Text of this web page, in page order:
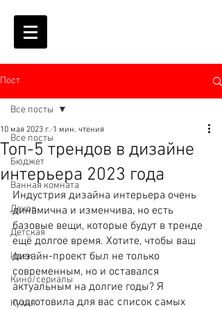
Пост
Все посты
Бюджет
Ванная комната
Декор
Детская
Идеи
Кино/сериалы
Кухня
Все посты
Топ-5 трендов в дизайне
интерьера 2023 года
10 мая 2023 г. 1 мин. чтения
Индустрия дизайна интерьера очень
динамична и изменчива, но есть
базовые вещи, которые будут в тренде
ещё долгое время. Хотите, чтобы ваш
дизайн-проект был не только
современным, но и оставался
актуальным на долгие годы? Я
подготовила для вас список самых